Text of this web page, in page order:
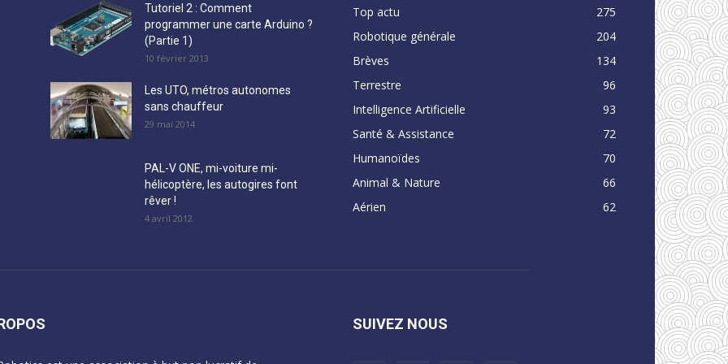
Tutoriel 2 : Comment
programmer une carte Arduino ?
(Partie 1)
10 février 2013
Les UTO, métros autonomes
sans chauffeur
29 mai 2014
PAL-V ONE, mi-voiture mi-
hélicoptère, les autogires font
rêver !
4 avril 2012
Top actu
275
Robotique générale
204
Brèves
134
Terrestre
96
Intelligence Artificielle
93
Santé & Assistance
72
Humanoïdes
70
Animal & Nature
66
Aérien
62
SUIVEZ NOUS